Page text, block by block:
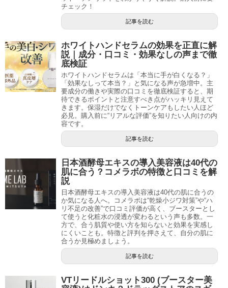
チェック！
記事を読む
ホワイトハンドセラムの効果を正直に解
説｜成分・口コミ・効果なしの声まで徹
底検証
ホワイトハンドセラムは「本当に手が白くなる？」
「効果なしって本当？」と気になる声が急増中。主
要成分の働きや実際の口コミを徹底検証すると、期
待できるポイントと注意すべき点がハッキリ見えて
きます。保湿だけでなくトーンケアもしたい人ほど
必見。購入前に“リアルな評価”を知りたい人向けの内
容です。
記事を読む
日本酒酵母エキスの導入美容液は40代の
肌に合う？コメラボの特徴と口コミを解
説
日本酒酵母エキスの導入美容液は40代の肌に合うの
か気になる人へ。コメラボは“乾燥小ジワ対策”や“ハ
リ不足の改善”で口コミ評価が高く、ブースターとし
て使うと化粧水の浸透が変わるという声も多数。一
方で、合う肌質や使い方を知らないと効果を実感し
にくいことも。特徴と評判を押さえて、自分の肌に
合うか見極めましょう。
記事を読む
VTリードルショット300 (ブースター美